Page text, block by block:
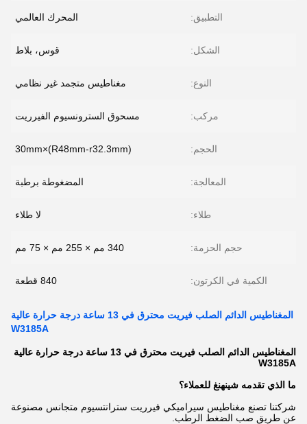
التطبيق: المحرك العالمي
الشكل: قوس، بلاط
النوع: مغناطيس متجمد غير نظامي
مركب: مسحوق السترونسيوم الفيرريت
الحجم: (R48mm-r32.3mm)×30mm
المعالجة: المضغوطة برطبة
طلاء: لا طلاء
حجم الحزمة: 340 مم × 255 مم × 75 مم
الكمية في الكرتون: 840 قطعة
المغناطيس الدائم الصلب فيريت محترق في 13 ساعة درجة حرارة عالية
W3185A
المغناطيس الدائم الصلب فيريت محترق في 13 ساعة درجة حرارة عالية
W3185A
ما الذي تقدمه شينهنغ للعملاء؟
شركتنا تصنع مغناطيس سيراميكي فيرريت سترانتسيوم متجانس مصنوعة
عن طريق صب الضغط الرطب.